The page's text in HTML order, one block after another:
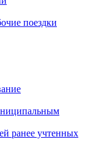
поездки
ранее учтенных